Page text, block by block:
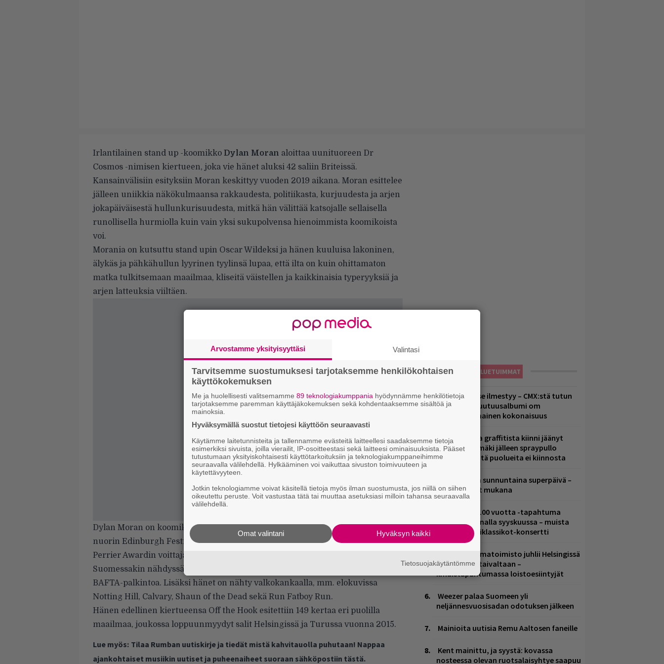
Irlantilainen stand up -koomikko Dylan Moran aloittaa uunituoreen Dr
Cosmos -nimisen kiertueen, joka vie hänet aluksi 42 saliin Briteissä.
Kansainvälisiin esityksiin Moran keskittyy vuoden 2019 aikana. Moran esittelee
jälleen uniikkia näkökulmaansa rakkaudesta, politiikasta, kurjuudesta ja arjen
jokapäiväisestä hullunkurisuudesta, mitkä hän välittää katsojalle sellaisella
runollisella hurmiolla kuin vain yksi sukupolvensa hienoimmista koomikoista
voi.
Morania on kutsuttu stand upin Oscar Wildeksi ja hänen kuuluisa lakoninen,
älykäs ja pähkähullun lyyrinen tyylinsä lupaa, että ilta on kuin ohittamaton
matka tulkitsemaan maailmaa, kliseitä väistellen ja kaikkinaisia typeryyksiä ja
arjen latteuksia viiltäen.
Dylan Moran on koomikko, näyttelijä ja käsikirjoittaja, josta tuli vuonna 1996
nuorin Edinburgh Festival Fringe -tapahtuman himoitun pääpalkinnon
Perrier Awardin voittaja. Moran on toiminut käsikirjoittajana ja tähtenä
Suomessakin nähdyssä Kirjava joukko -tv-sarjassa, joka on voittanut kaksi
BAFTA-palkintoa. Lisäksi hänet on nähty valkokankaalla, mm. elokuvissa
Notting Hill, Calvary, Shaun of the Dead sekä Run Fatboy Run.
Hänen edellinen kiertueensa Off the Hook esitettiin 149 kertaa eri puolilla
maailmaa, joukossa loppuunmyydyt salit Helsingissä ja Turussa vuonna 2015.
Lue myös: Tilaa Rumban uutiskirje ja tiedät mistä kahvitauolla puhutaan! Nappaa
ajankohtaiset musiikin uutiset ja puheenaiheet suoraan sähköpostiin tästä.
LUETUIMMAT
Huomenna se ilmestyy – CMX:stä tutun
A.W. Yrjänän uutuusalbumi om
mammuttimainen kokonaisuus
Laittomasta graffitista kiinni jäänyt
Paavo Arhinmäki jälleen spraypullo
kädessä – näitä puolueita ei kiinnosta
Tampereella sunnuntaina superpäivä –
nämä artistit mukana
Valtava Yle 100 vuotta -tapahtuma
Veikkaus Arenalla syyskuussa – muista
myös metalliklassikot-konsertti
Mainio ohjelmatoimisto juhlii Helsingissä
10-vuotista taivaltaan –
ilmaistapahtumassa loistoesiintyjät
Weezer palaa Suomeen yli
neljännesvuosisadan odotuksen jälkeen
Mainioita uutisia Remu Aaltosen faneille
Kent mainittu, ja syystä: kovassa
nosteessa olevan ruotsalaisyhtye saapuu
Arvostamme yksityisyyttäsi Valintasi
Tarvitsemme suostumuksesi tarjotaksemme henkilökohtaisen
käyttökokemuksen
Me ja huolellisesti valitsemamme 89 teknologiakumppania hyödynnämme henkilötietoja
tarjotaksemme paremman käyttäjäkokemuksen sekä kohdentaaksemme sisältöä ja
mainoksia.
Hyväksymällä suostut tietojesi käyttöön seuraavasti
Käytämme laitetunnisteita ja tallennamme evästeitä laitteellesi saadaksemme tietoja
esimerkiksi sivuista, joilla vierailit, IP-osoitteestasi sekä laitteesi ominaisuuksista. Pääset
tutustumaan yksityiskohtaisesti käyttötarkoituksiin ja teknologiakumppaneihimme
seuraavalla välilehdellä. Hylkääminen voi vaikuttaa sivuston toimivuuteen ja
käytettävyyteen.
Jotkin teknologiamme voivat käsitellä tietoja myös ilman suostumusta, jos niillä on siihen
oikeutettu peruste. Voit vastustaa tätä tai muuttaa asetuksiasi milloin tahansa seuraavalla
välilehdellä.
Hyväksyn kaikki
Omat valintani
Tietosuojakäytäntömme